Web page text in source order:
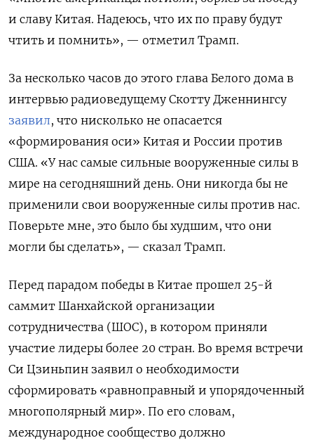
и славу Китая. Надеюсь, что их по праву будут
чтить и помнить», — отметил Трамп.
За несколько часов до этого глава Белого дома в
интервью радиоведущему Скотту Дженнингсу
заявил, что нисколько не опасается
«формирования оси» Китая и России против
США. «У нас самые сильные вооруженные силы в
мире на сегодняшний день. Они никогда бы не
применили свои вооруженные силы против нас.
Поверьте мне, это было бы худшим, что они
могли бы сделать», — сказал Трамп.
Перед парадом победы в Китае прошел 25-й
саммит Шанхайской организации
сотрудничества (ШОС), в котором приняли
участие лидеры более 20 стран. Во время встречи
Си Цзиньпин заявил о необходимости
сформировать «равноправный и упорядоченный
многополярный мир». По его словам,
международное сообщество должно